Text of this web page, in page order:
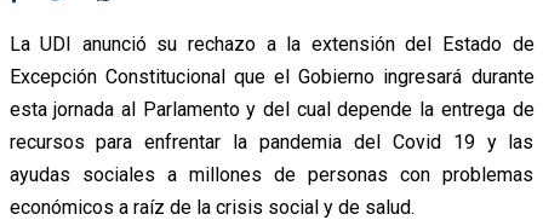
La UDI anunció su rechazo a la extensión del Estado de
Excepción Constitucional que el Gobierno ingresará durante
esta jornada al Parlamento y del cual depende la entrega de
recursos para enfrentar la pandemia del Covid 19 y las
ayudas sociales a millones de personas con problemas
económicos a raíz de la crisis social y de salud.